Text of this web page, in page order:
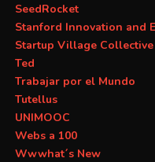
SeedRocket
Stanford Innovation and
Startup Village Collective
Ted
Trabajar por el Mundo
Tutellus
UNIMOOC
Webs a 100
Wwwhat´s New